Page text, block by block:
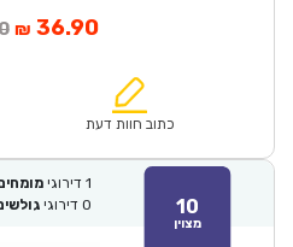
המחיר
₪53.00.
₪ 36.90המחיר
הוא:
כתוב חוות דעת
10
מצוין
1 דירוגי
0 דירוגי